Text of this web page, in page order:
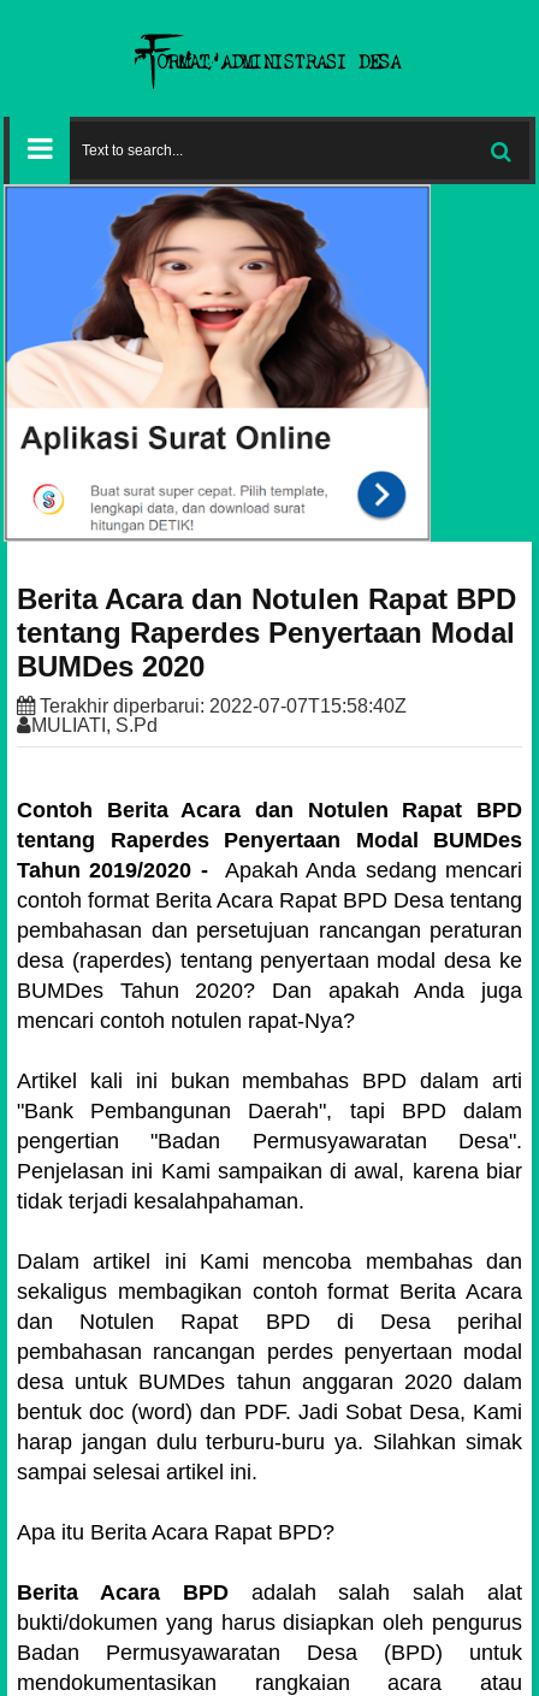
Berita Acara dan Notulen Rapat BPD
tentang Raperdes Penyertaan Modal
BUMDes 2020
Terakhir diperbarui: 2022-07-07T15:58:40Z
MULIATI, S.Pd
Contoh Berita Acara dan Notulen Rapat BPD
tentang Raperdes Penyertaan Modal BUMDes
Tahun 2019/2020 -
Apakah Anda sedang mencari
contoh format Berita Acara Rapat BPD Desa tentang
pembahasan dan persetujuan rancangan peraturan
desa (raperdes) tentang penyertaan modal desa ke
BUMDes Tahun 2020? Dan apakah Anda juga
mencari contoh notulen rapat-Nya?
Artikel kali ini bukan membahas BPD dalam arti
"Bank Pembangunan Daerah", tapi BPD dalam
pengertian "Badan Permusyawaratan Desa".
Penjelasan ini Kami sampaikan di awal, karena biar
tidak terjadi kesalahpahaman.
Dalam artikel ini Kami mencoba membahas dan
sekaligus membagikan contoh format Berita Acara
dan Notulen Rapat BPD di Desa perihal
pembahasan rancangan perdes penyertaan modal
desa untuk BUMDes tahun anggaran 2020 dalam
bentuk doc (word) dan PDF. Jadi Sobat Desa, Kami
harap jangan dulu terburu-buru ya. Silahkan simak
sampai selesai artikel ini.
Apa itu Berita Acara Rapat BPD?
Berita Acara BPDadalah salah salah alat
bukti/dokumen yang harus disiapkan oleh pengurus
Badan Permusyawaratan Desa (BPD) untuk
mendokumentasikan rangkaian acara atau